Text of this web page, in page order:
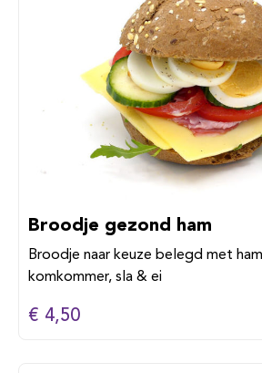
Broodje gezond ham
Broodje naar keuze belegd met
komkommer, sla & ei
€ 4,50